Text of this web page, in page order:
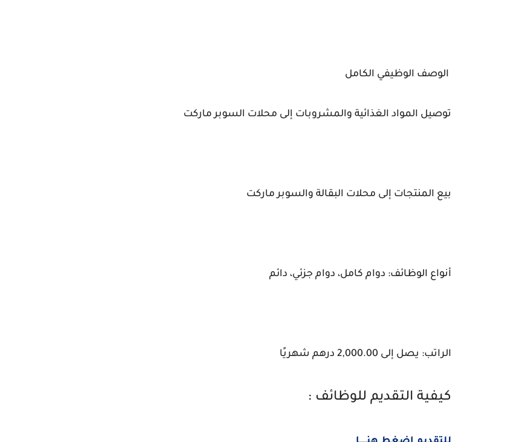
الوصف الوظيفي الكامل
توصيل المواد الغذائية والمشروبات إلى محلات السوبر ماركت
بيع المنتجات إلى محلات البقالة والسوبر ماركت
أنواع الوظائف: دوام كامل، دوام جزئي، دائم
الراتب: يصل إلى 2,000.00 درهم شهريًا
كيفية التقديم للوظائف :